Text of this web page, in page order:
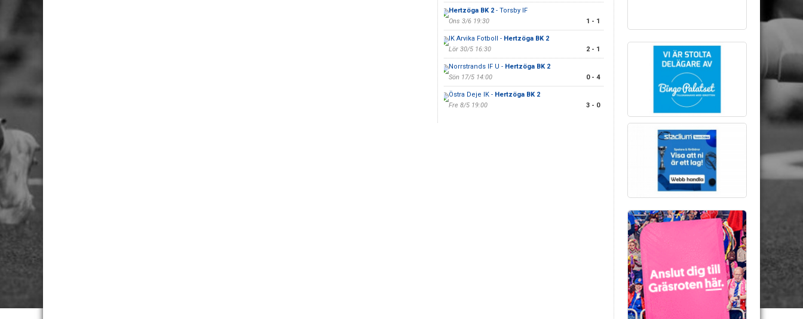
Hertzöga BK 2- Torsby IF
Ons 3/6 19:30
1 - 1
IK Arvika Fotboll - Hertzöga BK 2
Lör 30/5 16:30
2 - 1
Norrstrands IF U - Hertzöga BK 2
Sön 17/5 14:00
0 - 4
Östra Deje IK - Hertzöga BK 2
Fre 8/5 19:00
3 - 0